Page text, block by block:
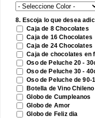
8. Escoja lo que desea
Caja de 8 Chocolates
Caja de 16 Chocolates
Caja de 24 Chocolates
Caja de chocolates en
Oso de Peluche 20 -
Oso de Peluche 30 -
Oso de Peluche de 90-
Botella de Vino Chileno
Globo de Cumpleanos
Globo de Amor
Globo de Feliz dia